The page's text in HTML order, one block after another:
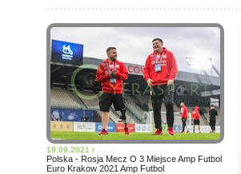
19.09.2021 r
Polska - Rosja Mecz O 3 Miejsce Amp Futbol
Euro Krakow 2021 Amp Futbol